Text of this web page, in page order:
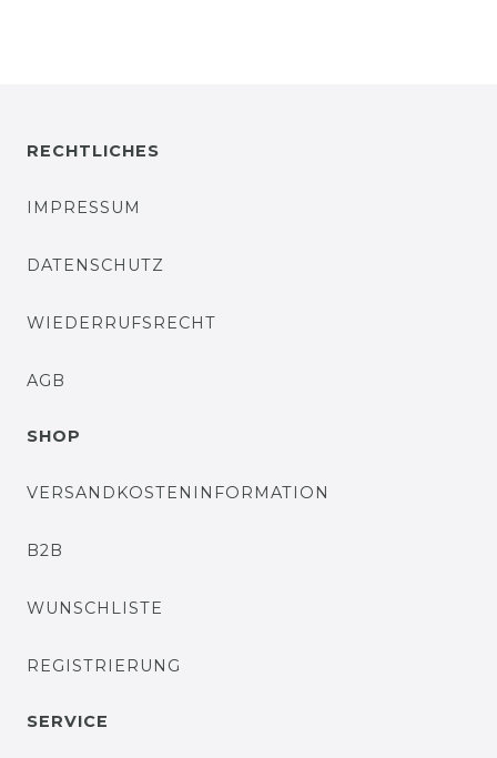
RECHTLICHES
IMPRESSUM
DATENSCHUTZ
WIEDERRUFSRECHT
AGB
SHOP
VERSANDKOSTENINFORMATION
B2B
WUNSCHLISTE
REGISTRIERUNG
SERVICE